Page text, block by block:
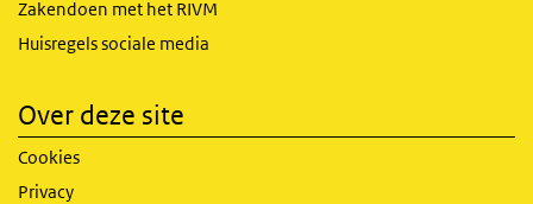
Zakendoen met het RIVM
Huisregels sociale media
Over deze site
Cookies
Privacy